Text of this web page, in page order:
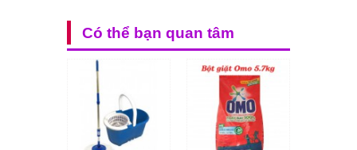
Có thể bạn quan tâm